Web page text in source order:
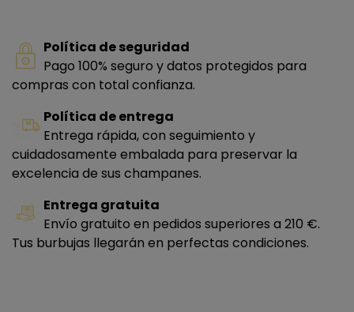
Política de seguridad
Pago 100% seguro y datos protegidos para
compras con total confianza.
Política de entrega
Entrega rápida, con seguimiento y
cuidadosamente embalada para preservar la
excelencia de sus champanes.
Entrega gratuita
Envío gratuito en pedidos superiores a 210 €.
Tus burbujas llegarán en perfectas condiciones.